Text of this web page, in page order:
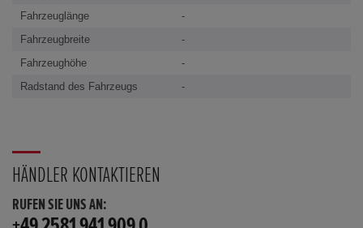
Fahrzeuglänge
-
Fahrzeugbreite
-
Fahrzeughöhe
-
Radstand des Fahrzeugs
-
HÄNDLER KONTAKTIEREN
RUFEN SIE UNS AN: